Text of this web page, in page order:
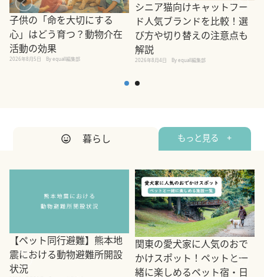
子供の「命を大切にする
心」はどう育つ？動物介在
活動の効果
2026年8月5日 By equall編集部
シニア猫向けキャットフー
ド人気ブランドを比較！選
び方や切り替えの注意点も
解説
2026年8月4日 By equall編集部
暮らし もっと見る +
【ペット同行避難】熊本地
震における動物避難所開設
状況
関東の愛犬家に人気のおで
かけスポット！ペットと一
緒に楽しめるペット宿・日